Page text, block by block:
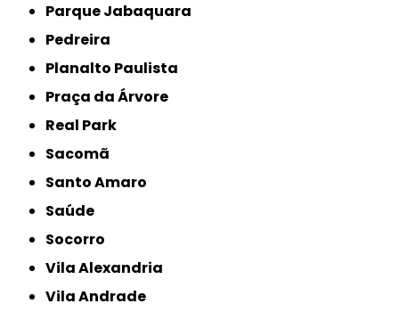
Parque Jabaquara
Pedreira
Planalto Paulista
Praça da Árvore
Real Park
Sacomã
Santo Amaro
Saúde
Socorro
Vila Alexandria
Vila Andrade